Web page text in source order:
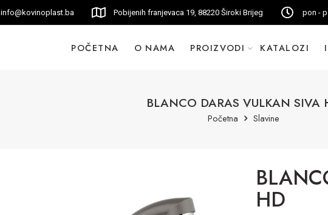
info@kovinoplast.ba Pobijenih franjevaca 19, 88220 Široki Brijeg pon -
POČETNA O NAMA PROIZVODI KATALOZI
BLANCO DARAS VULKAN SIVA
Početna Slavine
HD